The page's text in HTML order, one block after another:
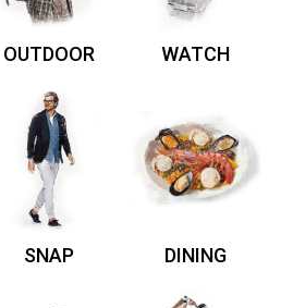
OUTDOOR WATCH
SNAP DINING